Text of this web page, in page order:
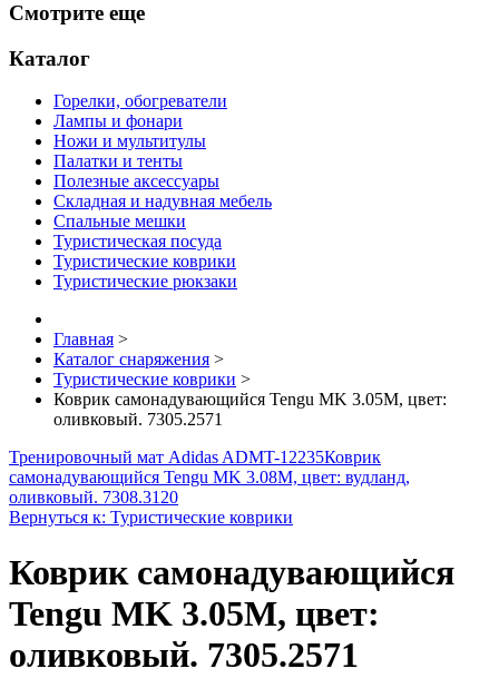
Смотрите еще
Каталог
Горелки, обогреватели
Лампы и фонари
Ножи и мультитулы
Палатки и тенты
Полезные аксессуары
Складная и надувная мебель
Спальные мешки
Туристическая посуда
Туристические коврики
Туристические рюкзаки
Главная >
Каталог снаряжения >
Туристические коврики >
Коврик самонадувающийся Tengu MK 3.05M, цвет:
оливковый. 7305.2571
Тренировочный мат Adidas ADMT-12235Коврик
самонадувающийся Tengu MK 3.08M, цвет: вудланд,
оливковый. 7308.3120
Вернуться к: Туристические коврики
Коврик самонадувающийся
Tengu MK 3.05M, цвет:
оливковый. 7305.2571